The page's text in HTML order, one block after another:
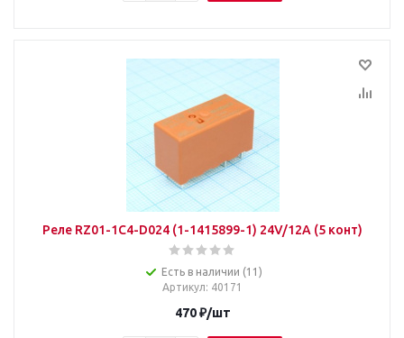
Реле RZ01-1C4-D024 (1-1415899-1) 24V/12A (5 конт)
Есть в наличии (11)
Артикул: 40171
470₽/шт